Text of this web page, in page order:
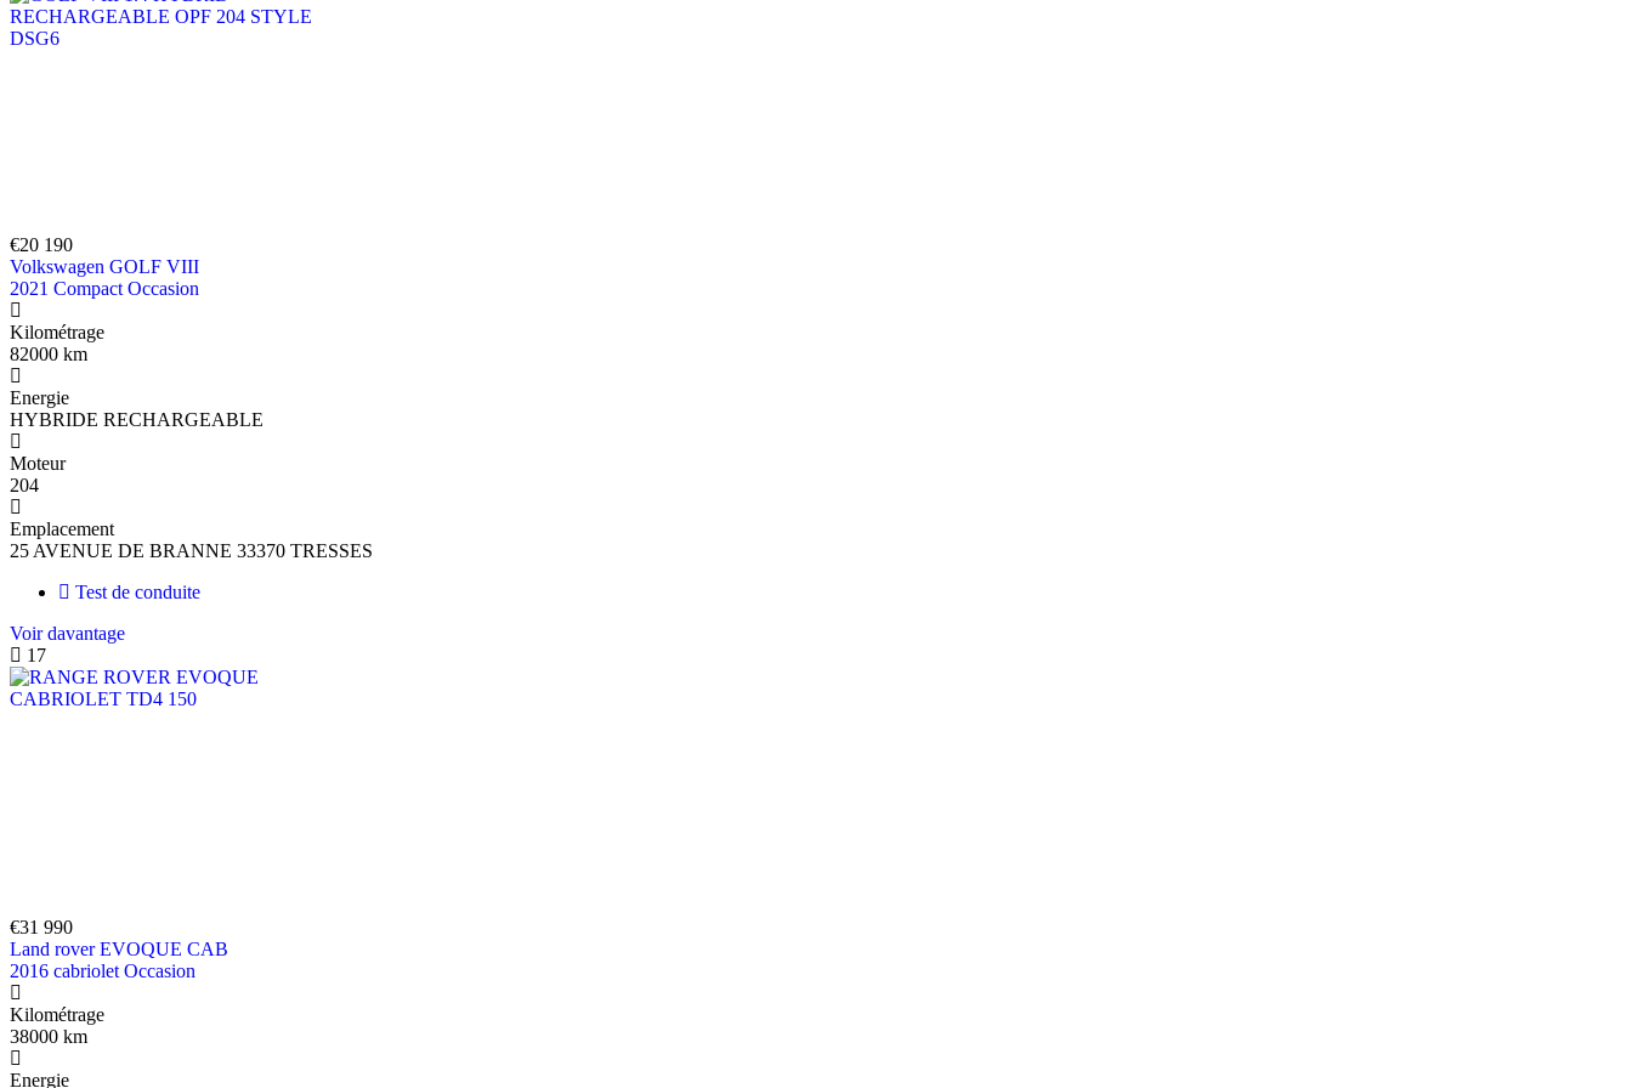
€20 190
Volkswagen GOLF VIII
2021 Compact Occasion
Kilométrage
82000 km
Energie
HYBRIDE RECHARGEABLE
Moteur
204
Emplacement
25 AVENUE DE BRANNE 33370 TRESSES
Test de conduite
Voir davantage
17
€31 990
Land rover EVOQUE CAB
2016 cabriolet Occasion
Kilométrage
38000 km
Energie